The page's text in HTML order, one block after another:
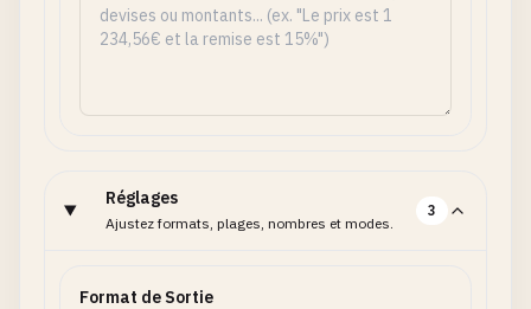
Réglages
Ajustez formats, plages, nombres et modes.
3
Format de Sortie